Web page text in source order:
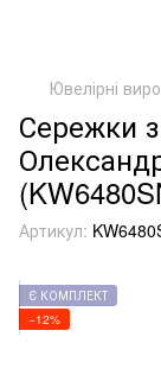
Ювелірні
Сережки
Артикул:
Є КОМПЛЕКТ
−12%